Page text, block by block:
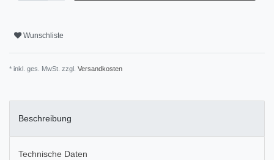
Wunschliste
* inkl. ges. MwSt. zzgl. Versandkosten
Beschreibung
Technische Daten